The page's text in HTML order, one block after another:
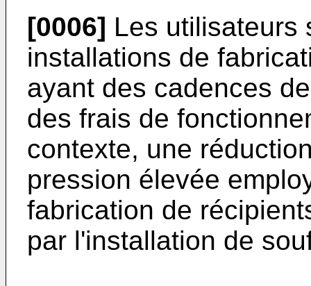
[0006] Les utilisateurs
installations de
ayant des cadences
des frais de
contexte, une
pression élevée
fabrication de
par l'installation de